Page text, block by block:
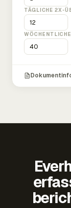
TÄGLICHE 2X-